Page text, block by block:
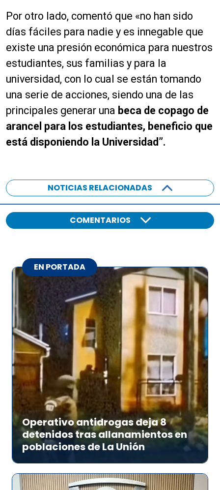
Por otro lado, comentó que «no han sido
días fáciles para nadie y es innegable que
existe una presión económica para nuestros
estudiantes, sus familias y para la
universidad, con lo cual se están tomando
una serie de acciones, siendo una de las
principales generar una beca de copago de
arancel para los estudiantes, beneficio que
está disponiendo la Universidad”.
NOTICIAS RELACIONADAS
COMENTARIOS
EN PORTADA
Operativo antidrogas deja 8
detenidos tras allanamientos en
poblaciones de La Unión